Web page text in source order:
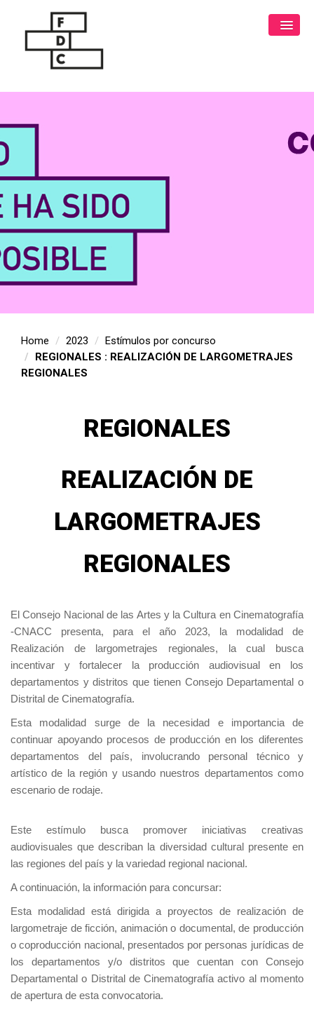
Home 2023
Estímulos por concurso
REGIONALES : REALIZACIÓN DE LARGOMETRAJES
REGIONALES
REGIONALES
REALIZACIÓN DE
LARGOMETRAJES
REGIONALES
El Consejo Nacional de las Artes y la Cultura en Cinematografía
-CNACC presenta, para el año 2023, la modalidad de
Realización de largometrajes regionales, la cual busca
incentivar y fortalecer la producción audiovisual en los
departamentos y distritos que tienen Consejo Departamental o
Distrital de Cinematografía.
Esta modalidad surge de la necesidad e importancia de
continuar apoyando procesos de producción en los diferentes
departamentos del país, involucrando personal técnico y
artístico de la región y usando nuestros departamentos como
escenario de rodaje.
Este estímulo busca promover iniciativas creativas
audiovisuales que describan la diversidad cultural presente en
las regiones del país y la variedad regional nacional.
A continuación, la información para concursar:
Esta modalidad está dirigida a proyectos de realización de
largometraje de ficción, animación o documental, de producción
o coproducción nacional, presentados por personas jurídicas de
los departamentos y/o distritos que cuentan con Consejo
Departamental o Distrital de Cinematografía activo al momento
de apertura de esta convocatoria.